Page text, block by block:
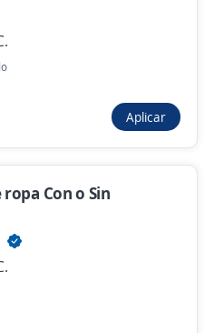
/
/
Aplicar
Con o Sin